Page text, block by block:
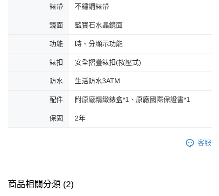
錶帶 不鏽鋼錶帶
鏡面 藍寶石水晶鏡面
功能 時、分顯示功能
錶扣 安全摺疊錶扣(按壓式)
防水 生活防水3ATM
配件 附原廠精緻錶盒*1、原廠國際保證書*1
保固 2年
客服
商品相關分類 (2)